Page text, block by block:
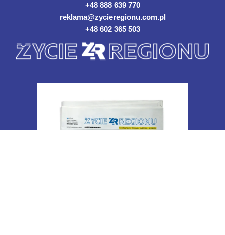
+48 888 639 770
reklama@zycieregionu.com.pl
+48 602 365 503